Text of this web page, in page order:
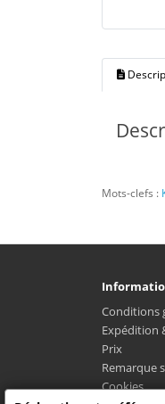
Mots-clefs :
Conditions
Expédition
Prix
Remarque
Cookies